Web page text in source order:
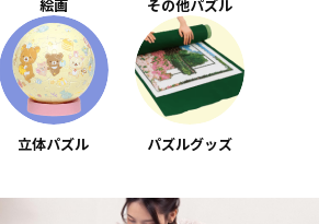
絵画 その他パズル
立体パズル パズルグッズ